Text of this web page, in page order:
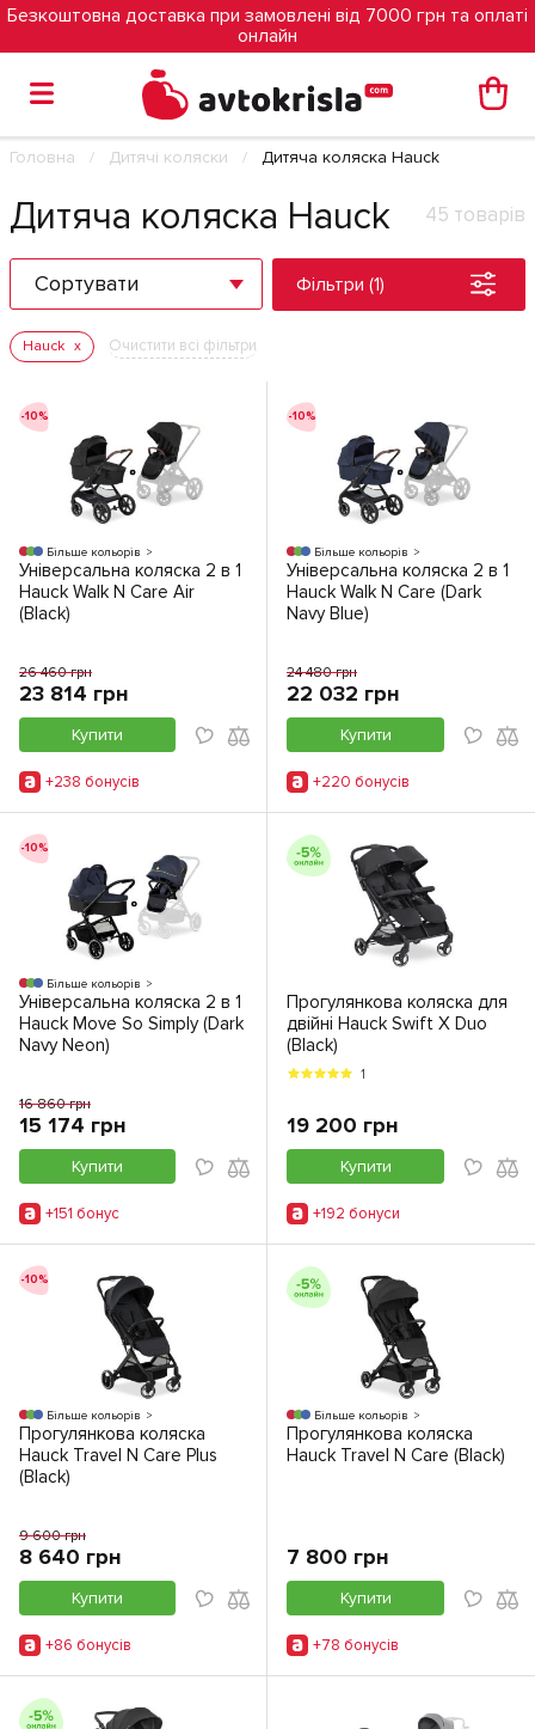
Безкоштовна доставка при замовлені від 7000 грн та оплаті
онлайн
Головна Дитячі коляски Дитяча коляска Hauck
Дитяча коляска Hauck 45 товарів
Сортувати Фільтри (1)
Hauck Очистити всі фільтри
-10%
Більше кольорів
Універсальна коляска 2 в 1
Hauck Walk N Care Air
(Black)
26 460 грн
23 814 грн
Купити
+238 бонусiв
-10%
Більше кольорів
Універсальна коляска 2 в 1
Hauck Walk N Care (Dark
Navy Blue)
24 480 грн
22 032 грн
Купити
+220 бонусiв
-10%
Більше кольорів
Універсальна коляска 2 в 1
Hauck Move So Simply (Dark
Navy Neon)
16 860 грн
15 174 грн
Купити
+151 бонус
Прогулянкова коляска для
двійні Hauck Swift X Duo
(Black)
1
19 200 грн
Купити
+192 бонуси
-10%
Більше кольорів
Прогулянкова коляска
Hauck Travel N Care Plus
(Black)
9 600 грн
8 640 грн
Купити
+86 бонусiв
Більше кольорів
Прогулянкова коляска
Hauck Travel N Care (Black)
7 800 грн
Купити
+78 бонусiв